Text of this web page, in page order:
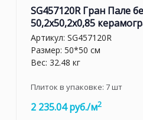
SG457120R Гран Пале
50,2x50,2x0,85
Артикул: SG457120R
Размер: 50*50 см
Вес: 32.48 кг
Плиток в упаковке: 7шт
2 235.04 руб./м2